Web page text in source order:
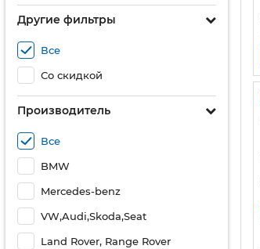
Другие фильтры
Все
Со скидкой
Производитель
Все
BMW
Mercedes-benz
VW,Audi,Skoda,Seat
Land Rover, Range Rover